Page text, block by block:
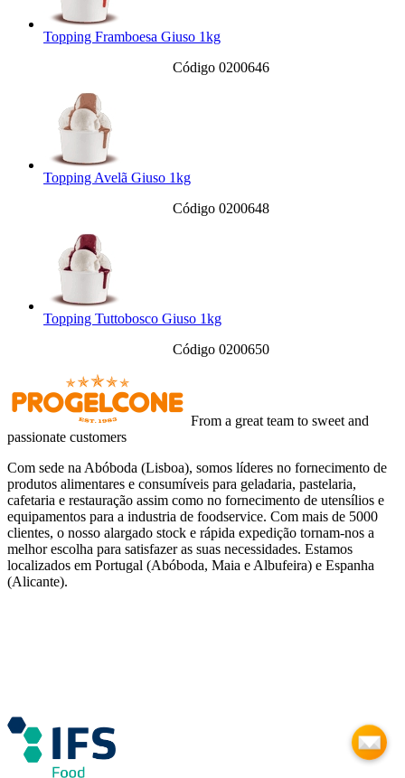
Topping Framboesa Giuso 1kg
Código 0200646
Topping Avelã Giuso 1kg
Código 0200648
Topping Tuttobosco Giuso 1kg
Código 0200650
From a great team to sweet and
passionate customers
Com sede na Abóboda (Lisboa), somos líderes no fornecimento de
produtos alimentares e consumíveis para geladaria, pastelaria,
cafetaria e restauração assim como no fornecimento de utensílios e
equipamentos para a industria de foodservice. Com mais de 5000
clientes, o nosso alargado stock e rápida expedição tornam-nos a
melhor escolha para satisfazer as suas necessidades. Estamos
localizados em Portugal (Abóboda, Maia e Albufeira) e Espanha
(Alicante).